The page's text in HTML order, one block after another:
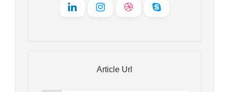
Article Url